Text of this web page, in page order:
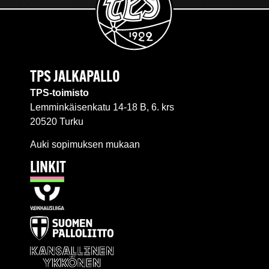
TPS JALKAPALLO
TPS-toimisto
Lemminkäisenkatu 14-18 B, 6. krs
20520 Turku
Auki sopimuksen mukaan
LINKIT